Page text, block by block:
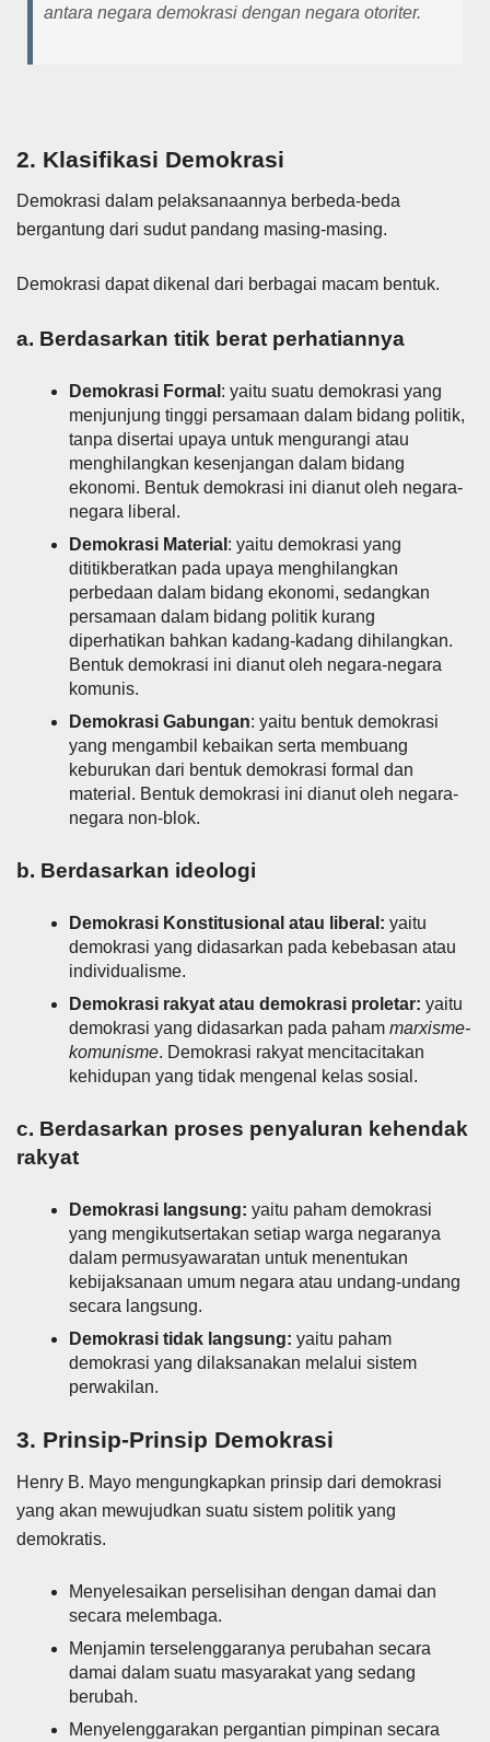
antara negara demokrasi dengan negara otoriter.
2. Klasifikasi Demokrasi
Demokrasi dalam pelaksanaannya berbeda-beda
bergantung dari sudut pandang masing-masing.
Demokrasi dapat dikenal dari berbagai macam bentuk.
a. Berdasarkan titik berat perhatiannya
Demokrasi Formal : yaitu suatu demokrasi yang
menjunjung tinggi persamaan dalam bidang politik,
tanpa disertai upaya untuk mengurangi atau
menghilangkan kesenjangan dalam bidang
ekonomi. Bentuk demokrasi ini dianut oleh negara-
negara liberal.
Demokrasi Material : yaitu demokrasi yang
dititikberatkan pada upaya menghilangkan
perbedaan dalam bidang ekonomi, sedangkan
persamaan dalam bidang politik kurang
diperhatikan bahkan kadang-kadang dihilangkan.
Bentuk demokrasi ini dianut oleh negara-negara
komunis.
Demokrasi Gabungan: yaitu bentuk demokrasi
yang mengambil kebaikan serta membuang
keburukan dari bentuk demokrasi formal dan
material. Bentuk demokrasi ini dianut oleh negara-
negara non-blok.
b. Berdasarkan ideologi
Demokrasi Konstitusional atau liberal: yaitu
demokrasi yang didasarkan pada kebebasan atau
individualisme.
Demokrasi rakyat atau demokrasi proletar: yaitu
demokrasi yang didasarkan pada paham marxisme-
komunisme. Demokrasi rakyat mencitacitakan
kehidupan yang tidak mengenal kelas sosial.
c. Berdasarkan proses penyaluran kehendak
rakyat
Demokrasi langsung: yaitu paham demokrasi
yang mengikutsertakan setiap warga negaranya
dalam permusyawaratan untuk menentukan
kebijaksanaan umum negara atau undang-undang
secara langsung.
Demokrasi tidak langsung: yaitu paham
demokrasi yang dilaksanakan melalui sistem
perwakilan.
3. Prinsip-Prinsip Demokrasi
Henry B. Mayo mengungkapkan prinsip dari demokrasi
yang akan mewujudkan suatu sistem politik yang
demokratis.
Menyelesaikan perselisihan dengan damai dan
secara melembaga.
Menjamin terselenggaranya perubahan secara
damai dalam suatu masyarakat yang sedang
berubah.
Menyelenggarakan pergantian pimpinan secara